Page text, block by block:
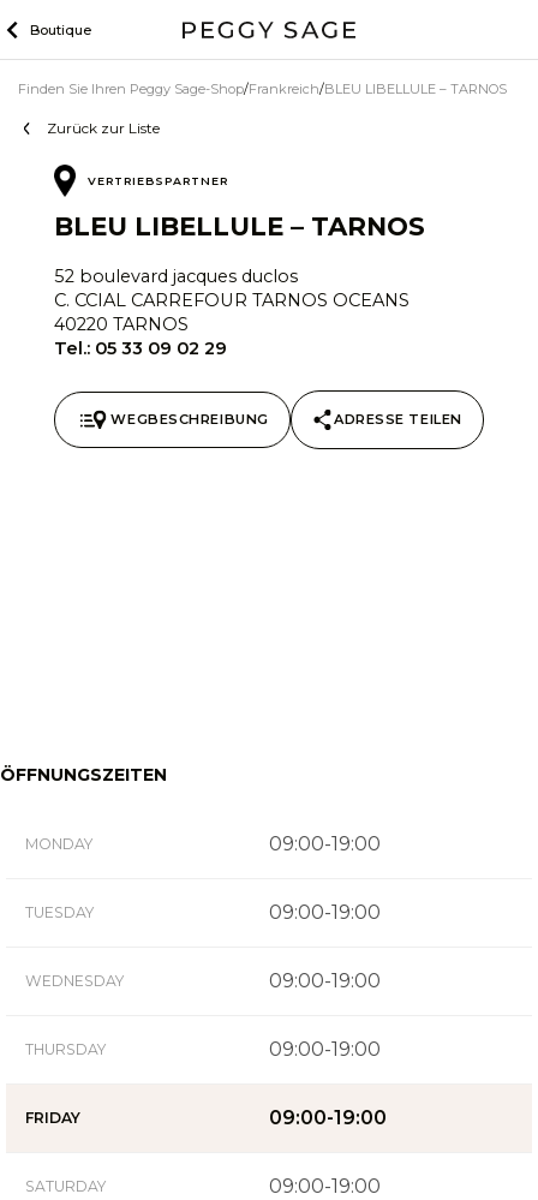
Inhalt
Boutique
Zurück zur Liste
Finden Sie Ihren Peggy Sage-Shop Frankreich BLEU LIBELLULE – TARNOS
VERTRIEBSPARTNER
BLEU LIBELLULE – TARNOS
52 boulevard jacques duclos
C. CCIAL CARREFOUR TARNOS OCEANS
40220 TARNOS
Tel.: 05 33 09 02 29
WEGBESCHREIBUNG ADRESSE TEILEN
ÖFFNUNGSZEITEN
MONDAY 09:00-19:00
TUESDAY 09:00-19:00
WEDNESDAY 09:00-19:00
THURSDAY 09:00-19:00
FRIDAY 09:00-19:00
SATURDAY 09:00-19:00